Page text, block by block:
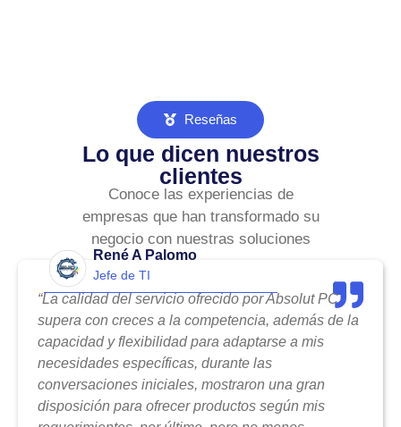
Reseñas
Lo que dicen nuestros
clientes
Conoce las experiencias de
empresas que han transformado su
negocio con nuestras soluciones
René A Palomo
Jefe de TI
“La calidad del servicio ofrecido por Absolut PC
supera con creces a la competencia, además de la
capacidad y flexibilidad para adaptarse a mis
necesidades específicas, durante las
conversaciones iniciales, mostraron una gran
disposición para ofrecer productos según mis